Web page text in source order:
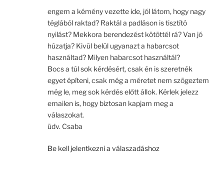
engem a kémény vezette ide, jól látom, hogy nagy
téglából raktad? Raktál a padláson is tisztító
nyilást? Mekkora berendezést kötöttél rá? Van jó
húzatja? Kivül belül ugyanazt a habarcsot
használtad? Milyen habarcsot használtál?
Bocs a túl sok kérdésért, csak én is szeretnék
egyet építeni, csak még a méretet nem szögeztem
még le, meg sok kérdés előtt állok. Kérlek jelezz
emailen is, hogy biztosan kapjam meg a
válaszokat.
üdv. Csaba
Be kell jelentkezni a válaszadáshoz